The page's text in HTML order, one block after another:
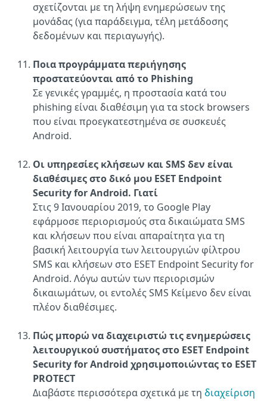
σχετίζονται με τη λήψη ενημερώσεων της
μονάδας (για παράδειγμα, τέλη μετάδοσης
δεδομένων και περιαγωγής).
Ποια προγράμματα περιήγησης
προστατεύονται από το Phishing
Σε γενικές γραμμές, η προστασία κατά του
phishing είναι διαθέσιμη για τα stock browsers
που είναι προεγκατεστημένα σε συσκευές
Android.
Οι υπηρεσίες κλήσεων και SMS δεν είναι
διαθέσιμες στο δικό μου ESET Endpoint
Security for Android. Γιατί
Στις 9 Ιανουαρίου 2019, το Google Play
εφάρμοσε περιορισμούς στα δικαιώματα SMS
και κλήσεων που είναι απαραίτητα για τη
βασική λειτουργία των λειτουργιών φίλτρου
SMS και κλήσεων στο ESET Endpoint Security for
Android. Λόγω αυτών των περιορισμών
δικαιωμάτων, οι εντολές SMS Κείμενο δεν είναι
πλέον διαθέσιμες.
Πώς μπορώ να διαχειριστώ τις ενημερώσεις
λειτουργικού συστήματος στο ESET Endpoint
Security for Android χρησιμοποιώντας το ESET
PROTECT
Διαβάστε περισσότερα σχετικά με τη διαχείριση